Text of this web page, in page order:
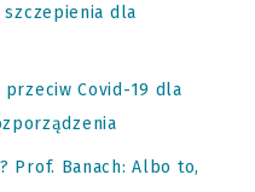
dla
Covid-19 dla
Prof. Banach: Albo to,